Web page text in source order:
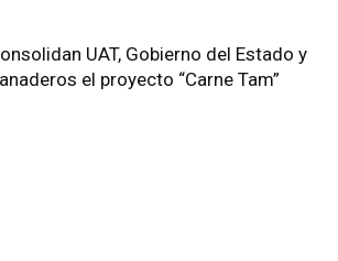
UAT, Gobierno del Estado y
el proyecto “Carne Tam”